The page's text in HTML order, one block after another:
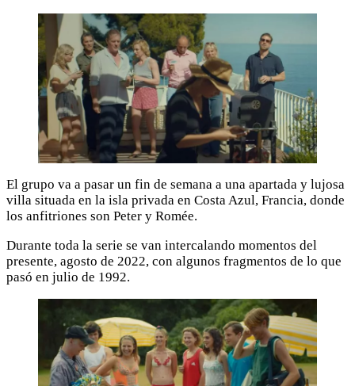
El grupo va a pasar un fin de semana a una apartada y lujosa
villa situada en la isla privada en Costa Azul, Francia, donde
los anfitriones son Peter y Romée.
Durante toda la serie se van intercalando momentos del
presente, agosto de 2022, con algunos fragmentos de lo que
pasó en julio de 1992.